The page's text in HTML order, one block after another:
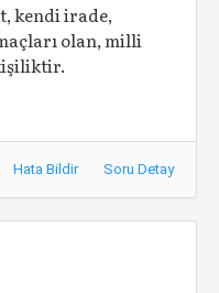
kendi irade,
olan, milli
Hata Bildir Soru Detay